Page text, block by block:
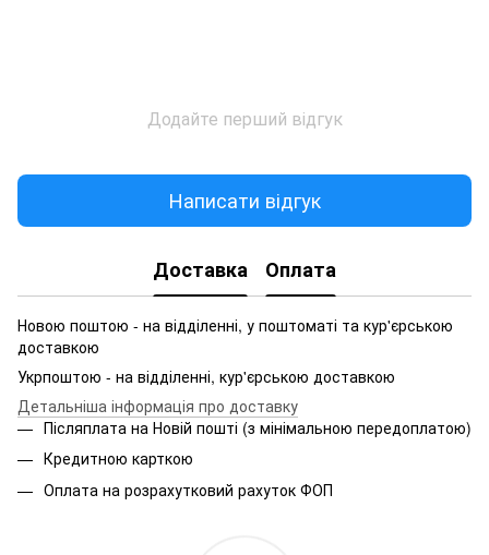
Додайте перший відгук
Написати відгук
Доставка Оплата
Новою поштою - на відділенні, у поштоматі та кур'єрською
доставкою
Укрпоштою - на відділенні, кур'єрською доставкою
Детальніша інформація про доставку
Післяплата на Новій пошті (з мінімальною передоплатою)
Кредитною карткою
Оплата на розрахутковий рахуток ФОП